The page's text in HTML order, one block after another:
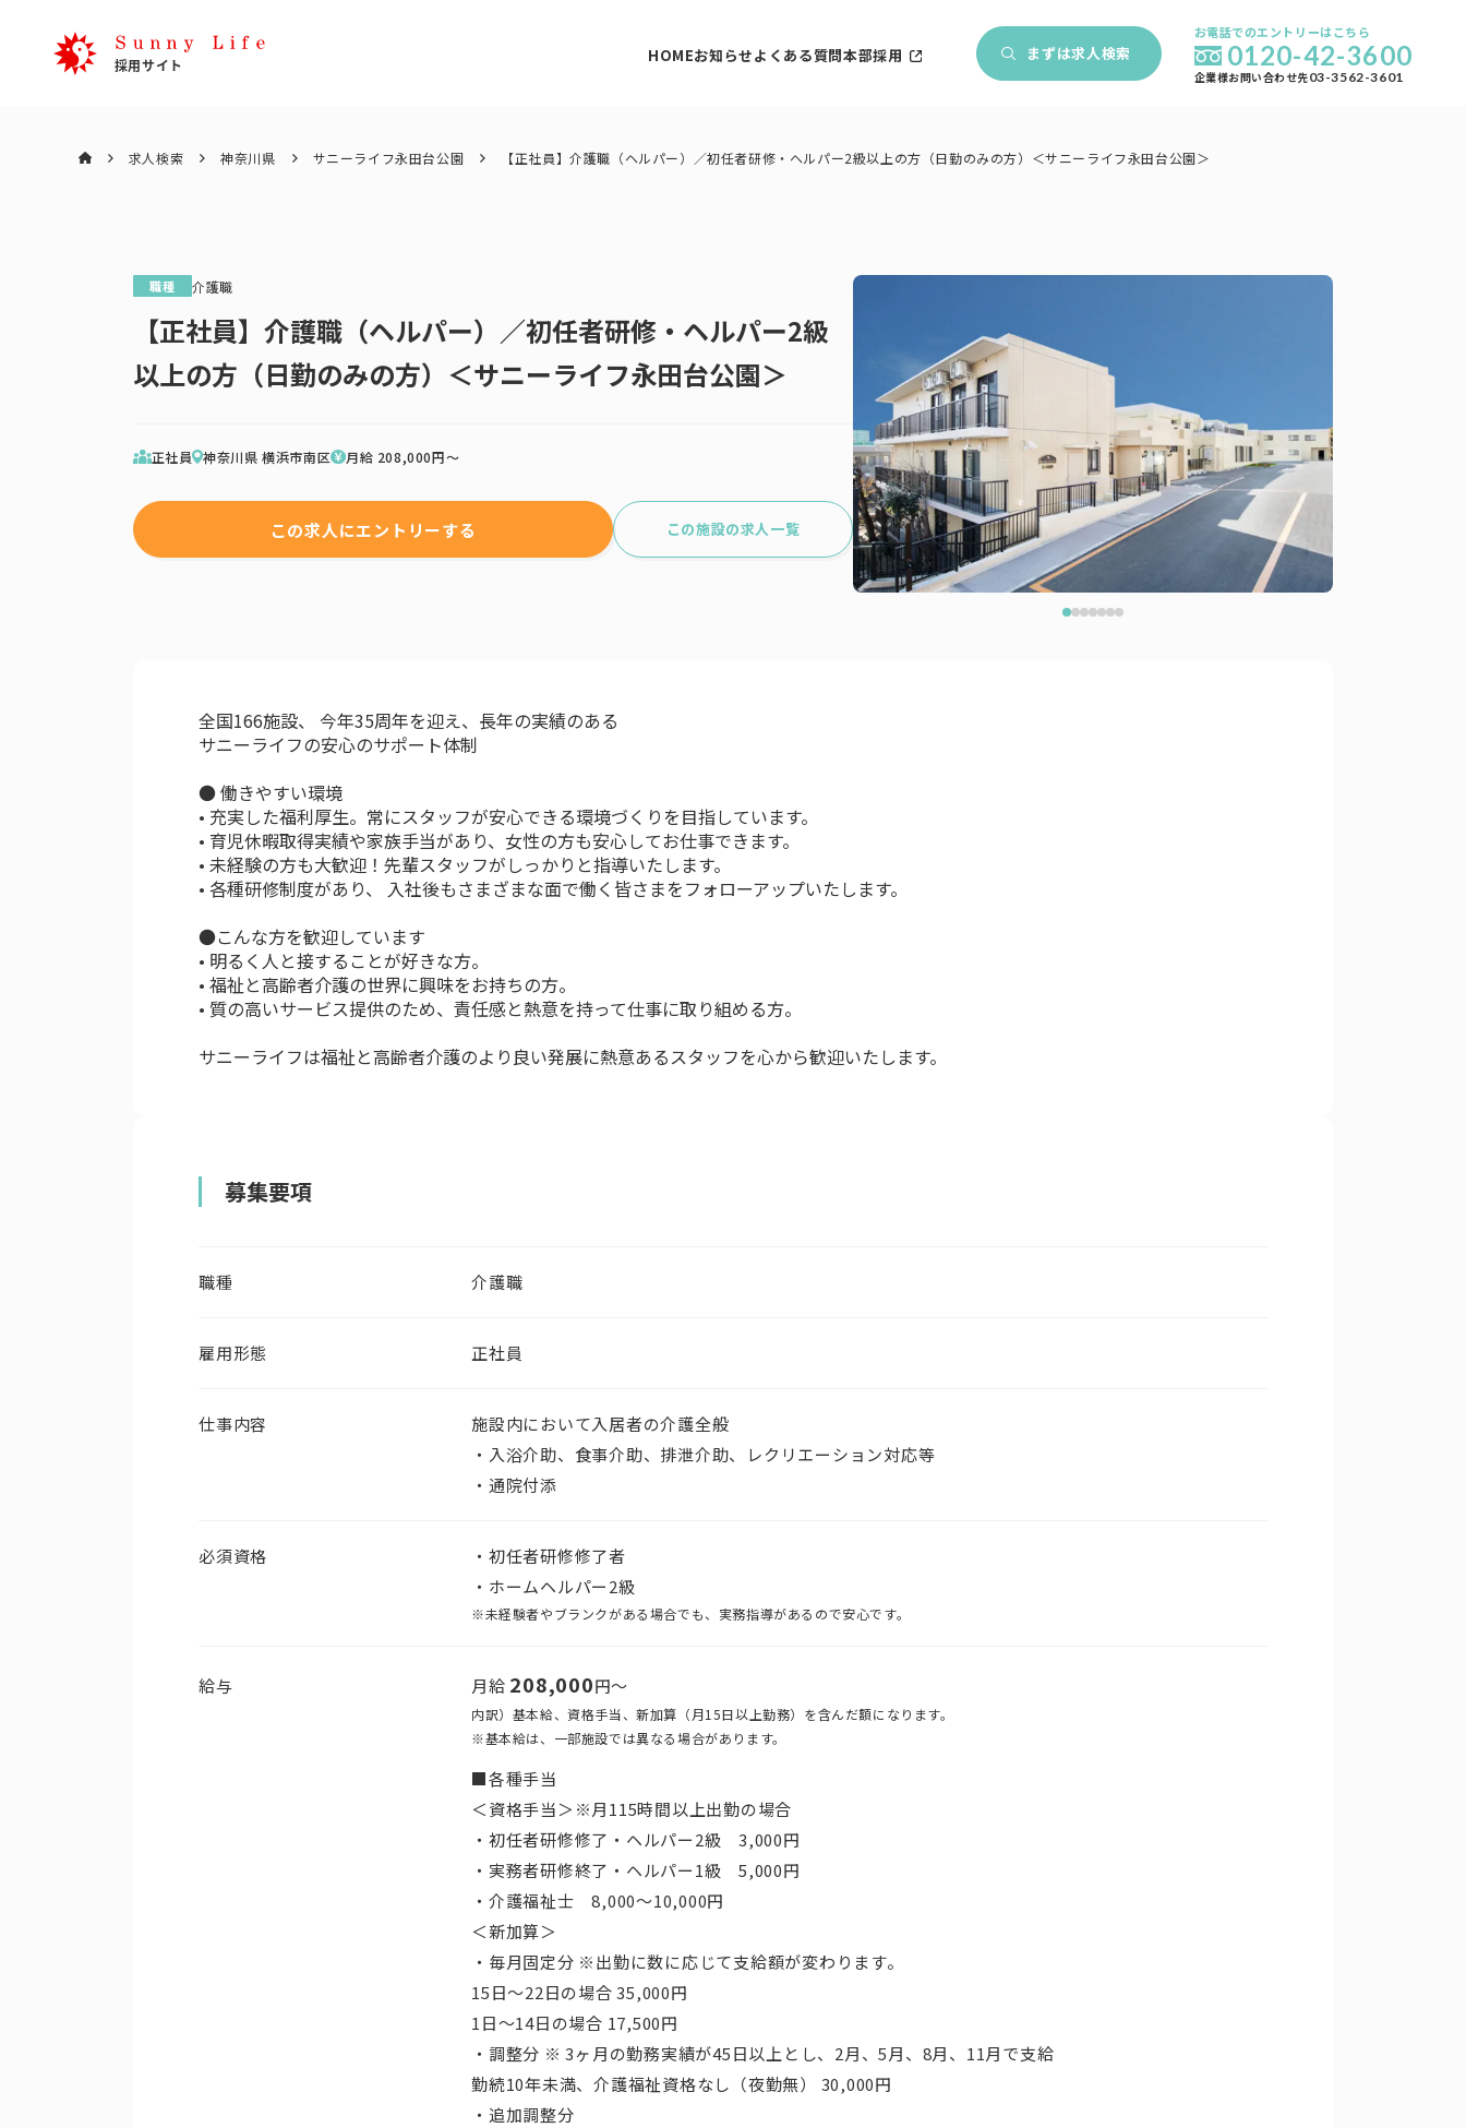
HOMEお知らせよくある質問本部採用 まずは求人検索
お電話でのエントリーはこちら
0120-42-3600
企業様お問い合わせ先03-3562-3601
求人検索 神奈川県 サニーライフ永田台公園 【正社員】介護職（ヘルパー）／初任者研修・ヘルパー2級以上の方（日勤のみの方）＜サニーライフ永田台公園＞
職種 介護職
【正社員】介護職（ヘルパー）／初任者研修・ヘルパー2級
以上の方（日勤のみの方）＜サニーライフ永田台公園＞
正社員 神奈川県 横浜市南区 月給 208,000円〜
この求人にエントリーする この施設の求人一覧
全国166施設、 今年35周年を迎え、長年の実績のある
サニーライフの安心のサポート体制
● 働きやすい環境
• 充実した福利厚生。常にスタッフが安心できる環境づくりを目指しています。
• 育児休暇取得実績や家族手当があり、女性の方も安心してお仕事できます。
• 未経験の方も大歓迎！先輩スタッフがしっかりと指導いたします。
• 各種研修制度があり、 入社後もさまざまな面で働く皆さまをフォローアップいたします。
●こんな方を歓迎しています
• 明るく人と接することが好きな方。
• 福祉と高齢者介護の世界に興味をお持ちの方。
• 質の高いサービス提供のため、責任感と熱意を持って仕事に取り組める方。
サニーライフは福祉と高齢者介護のより良い発展に熱意あるスタッフを心から歓迎いたします。
募集要項
職種 介護職
雇用形態 正社員
仕事内容
施設内において入居者の介護全般
・入浴介助、食事介助、排泄介助、レクリエーション対応等
・通院付添
必須資格
初任者研修修了者
ホームヘルパー2級
※未経験者やブランクがある場合でも、実務指導があるので安心です。
給与 月給 208,000円〜
内訳）基本給、資格手当、新加算（月15日以上勤務）を含んだ額になります。
※基本給は、一部施設では異なる場合があります。
■各種手当
＜資格手当＞※月115時間以上出勤の場合
・初任者研修修了・ヘルパー2級 3,000円
・実務者研修終了・ヘルパー1級 5,000円
・介護福祉士 8,000～10,000円
＜新加算＞
・毎月固定分 ※出勤に数に応じて支給額が変わります。
15日〜22日の場合 35,000円
1日〜14日の場合 17,500円
・調整分 ※ 3ヶ月の勤務実績が45日以上とし、2月、5月、8月、11月で支給
勤続10年未満、介護福祉資格なし（夜勤無） 30,000円
・追加調整分